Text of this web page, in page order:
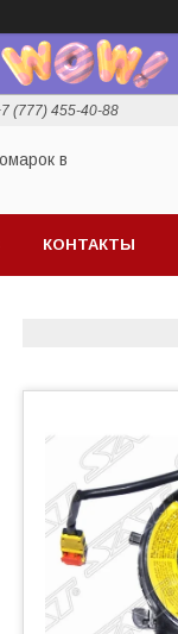
(777) 455-40-88
в
КОНТАКТЫ